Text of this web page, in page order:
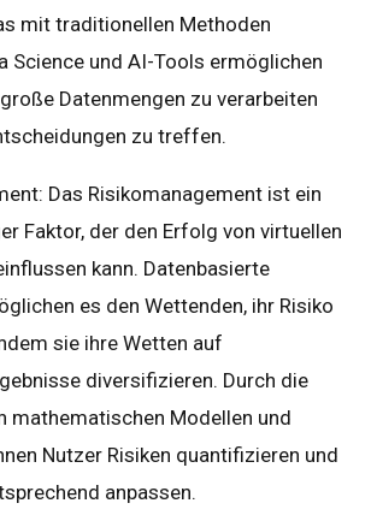
mit traditionellen Methoden
Science und AI-Tools ermöglichen
Datenmengen zu verarbeiten
zu treffen.
Das Risikomanagement ist ein
Faktor, der den Erfolg von virtuellen
kann. Datenbasierte
es den Wettenden, ihr Risiko
sie ihre Wetten auf
diversifizieren. Durch die
mathematischen Modellen und
Nutzer Risiken quantifizieren und
anpassen.